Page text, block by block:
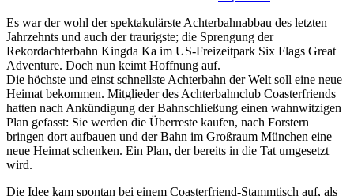
Es war der wohl der spektakulärste Achterbahnabbau des letzten
Jahrzehnts und auch der traurigste; die Sprengung der
Rekordachterbahn Kingda Ka im US-Freizeitpark Six Flags Great
Adventure. Doch nun keimt Hoffnung auf.
Die höchste und einst schnellste Achterbahn der Welt soll eine neue
Heimat bekommen. Mitglieder des Achterbahnclub Coasterfriends
hatten nach Ankündigung der Bahnschließung einen wahnwitzigen
Plan gefasst: Sie werden die Überreste kaufen, nach Forstern
bringen dort aufbauen und der Bahn im Großraum München eine
neue Heimat schenken. Ein Plan, der bereits in die Tat umgesetzt
wird.
Die Idee kam spontan bei einem Coasterfriend-Stammtisch auf, als